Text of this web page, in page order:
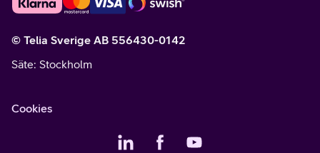
© Telia Sverige AB 556430-0142
Säte: Stockholm
Cookies